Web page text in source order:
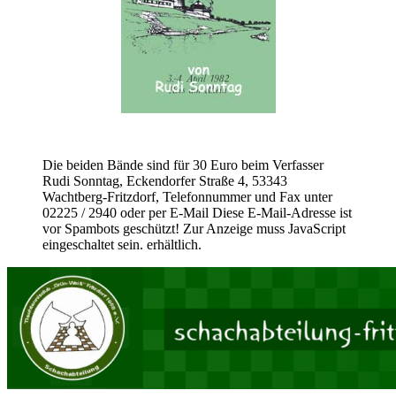
Die beiden Bände sind für 30 Euro beim Verfasser
Rudi Sonntag, Eckendorfer Straße 4, 53343
Wachtberg-Fritzdorf, Telefonnummer und Fax unter
02225 / 2940 oder per E-Mail Diese E-Mail-Adresse ist
vor Spambots geschützt! Zur Anzeige muss JavaScript
eingeschaltet sein. erhältlich.